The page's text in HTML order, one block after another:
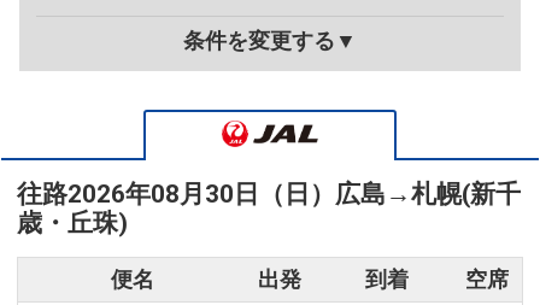
条件を変更する▼
往路2026年08月30日（日） 広島 →札幌(新千
歳・丘珠)
便名 出発 到着 空席